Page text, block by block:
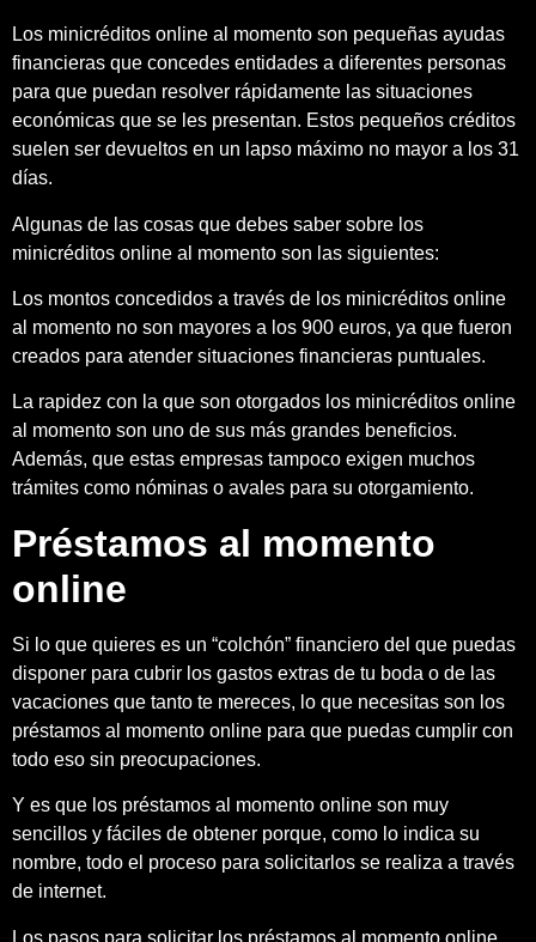
Los minicréditos online al momento son pequeñas ayudas
financieras que concedes entidades a diferentes personas
para que puedan resolver rápidamente las situaciones
económicas que se les presentan. Estos pequeños créditos
suelen ser devueltos en un lapso máximo no mayor a los 31
días.
Algunas de las cosas que debes saber sobre los
minicréditos online al momento son las siguientes:
Los montos concedidos a través de los minicréditos online
al momento no son mayores a los 900 euros, ya que fueron
creados para atender situaciones financieras puntuales.
La rapidez con la que son otorgados los minicréditos online
al momento son uno de sus más grandes beneficios.
Además, que estas empresas tampoco exigen muchos
trámites como nóminas o avales para su otorgamiento.
Préstamos al momento
online
Si lo que quieres es un “colchón” financiero del que puedas
disponer para cubrir los gastos extras de tu boda o de las
vacaciones que tanto te mereces, lo que necesitas son los
préstamos al momento online para que puedas cumplir con
todo eso sin preocupaciones.
Y es que los préstamos al momento online son muy
sencillos y fáciles de obtener porque, como lo indica su
nombre, todo el proceso para solicitarlos se realiza a través
de internet.
Los pasos para solicitar los préstamos al momento online